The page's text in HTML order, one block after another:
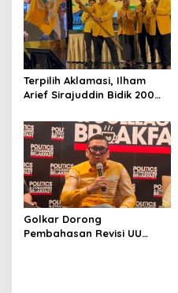
Terpilih Aklamasi, Ilham
Arief Sirajuddin Bidik 200
Pemilu 2029
Golkar Dorong
Pembahasan Revisi UU